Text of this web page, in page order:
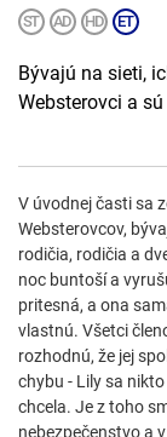
Bývajú na sieti,
Websterovci a
V úvodnej časti sa
Websterovcov,
rodičia, rodičia a
noc buntoší a
pritesná, a ona
vlastnú. Všetci
rozhodnú, že jej
chybu - Lily sa
chcela. Je z toho
nebezpečenstvo a